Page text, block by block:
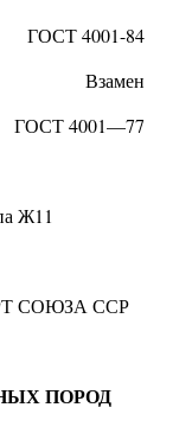
ГОСТ4001-84
Взамен
ГОСТ4001—77
Ж11
СОЮЗА ССР
ПОРОД